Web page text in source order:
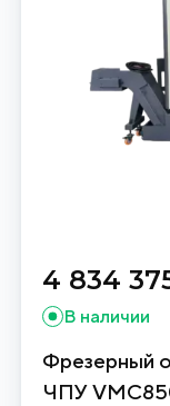
4 834
В наличии
Фрезерный
ЧПУ